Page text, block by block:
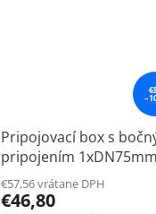
Pripojovací box s
pripojením
140x140x100
€57,56 vrátane DPH
€46,80